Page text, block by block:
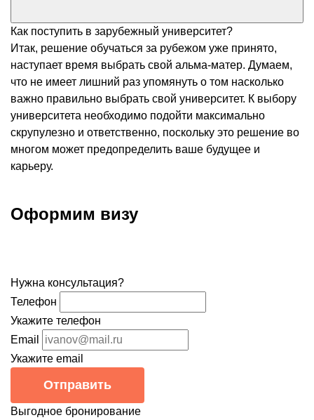
Как поступить в зарубежный университет?
Итак, решение обучаться за рубежом уже принято,
наступает время выбрать свой альма-матер. Думаем,
что не имеет лишний раз упомянуть о том насколько
важно правильно выбрать свой университет. К выбору
университета необходимо подойти максимально
скрупулезно и ответственно, поскольку это решение во
многом может предопределить ваше будущее и
карьеру.
Оформим визу
Нужна консультация?
Телефон
Укажите телефон
Email
Укажите email
Отправить
Выгодное бронирование